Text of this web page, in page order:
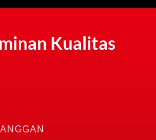
Kualitas